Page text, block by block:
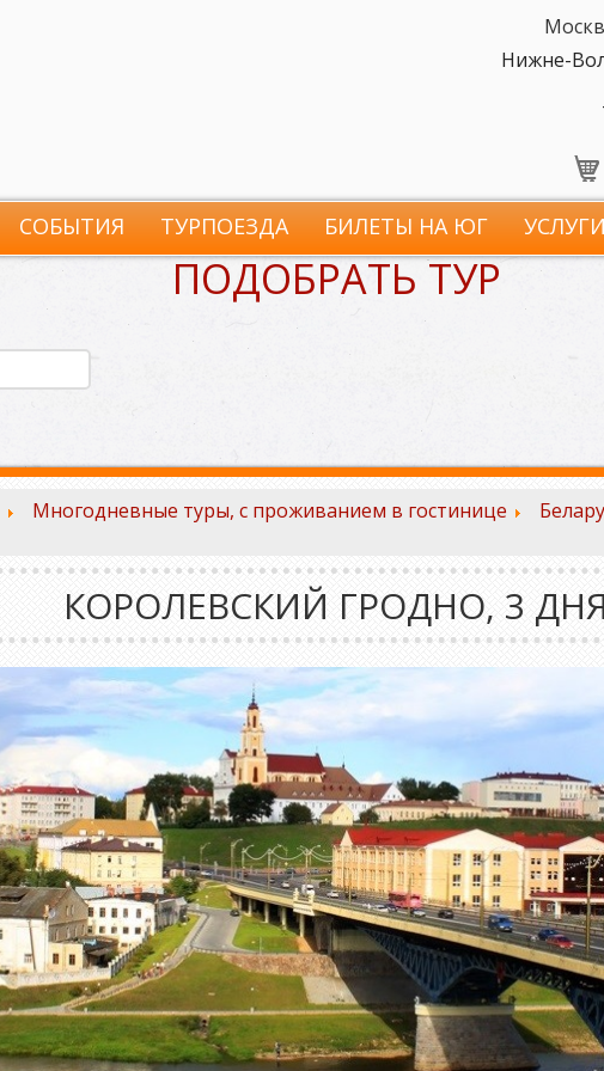
Нижне-
СОБЫТИЯ ТУРПОЕЗДА БИЛЕТЫ НА ЮГ
ПОДОБРАТЬ ТУР
Многодневные туры, с проживанием в гостинице
КОРОЛЕВСКИЙ ГРОДНО, 3